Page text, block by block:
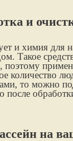
и
и химия для
Такое
поэтому
количество
то можно
после
на